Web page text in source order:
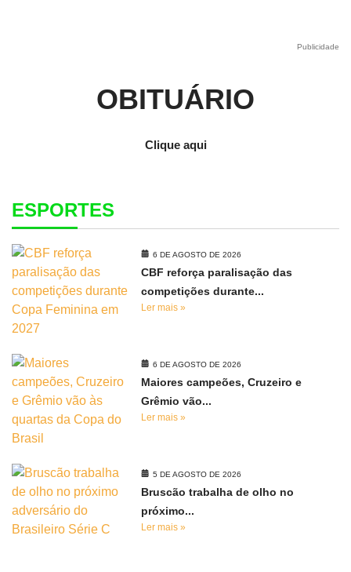
Publicidade
OBITUÁRIO
Clique aqui
ESPORTES
6 DE AGOSTO DE 2026
CBF reforça paralisação das
competições durante...
Ler mais »
6 DE AGOSTO DE 2026
Maiores campeões, Cruzeiro e
Grêmio vão...
Ler mais »
5 DE AGOSTO DE 2026
Bruscão trabalha de olho no
próximo...
Ler mais »